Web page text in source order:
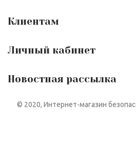
Клиентам
Личный кабинет
Новостная рассылка
© 2020, Интернет-магазин